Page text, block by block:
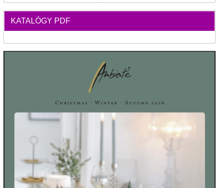
KATALÓGY PDF